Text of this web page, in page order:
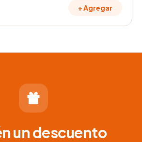
+ Agregar
un descuento